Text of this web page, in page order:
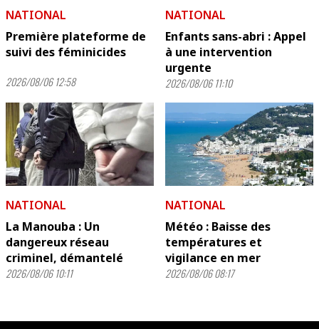
NATIONAL
Première plateforme de
suivi des féminicides
2026/08/06 12:58
NATIONAL
Enfants sans-abri : Appel
à une intervention
urgente
2026/08/06 11:10
NATIONAL
La Manouba : Un
dangereux réseau
criminel, démantelé
2026/08/06 10:11
NATIONAL
Météo : Baisse des
températures et
vigilance en mer
2026/08/06 08:17